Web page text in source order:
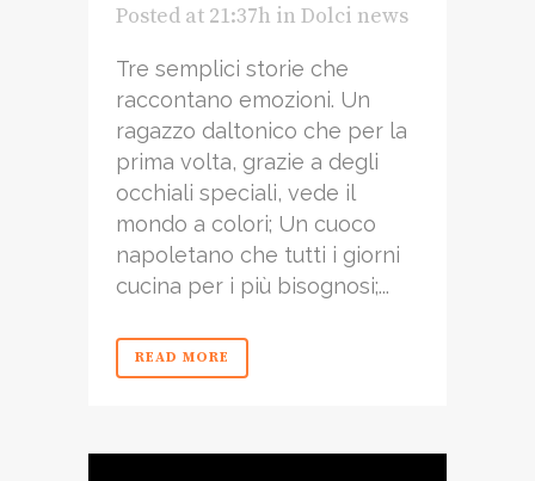
Posted at 21:37h in Dolci news
Tre semplici storie che
raccontano emozioni. Un
ragazzo daltonico che per la
prima volta, grazie a degli
occhiali speciali, vede il
mondo a colori; Un cuoco
napoletano che tutti i giorni
cucina per i più bisognosi;...
READ MORE